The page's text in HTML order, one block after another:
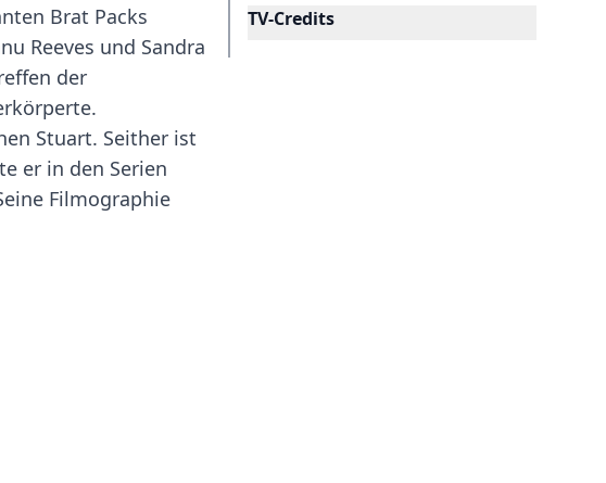
Brat Packs
Reeves und Sandra
der
Stuart. Seither ist
er in den Serien
Filmographie
TV-Credits